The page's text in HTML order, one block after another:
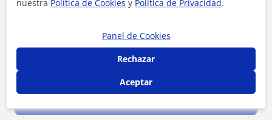
aviso legaly de
Contactar ahora
nuestra Política de Cookies y Política de Privacidad.
Panel de Cookies
Rechazar
Aceptar